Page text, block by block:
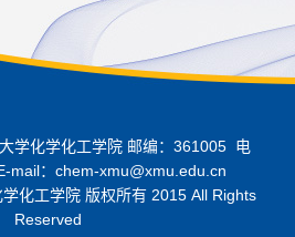
学化学化工学院 邮编：361005 电
mail：chem-xmu@xmu.edu.cn
化工学院 版权所有 2015 All Rights
Reserved